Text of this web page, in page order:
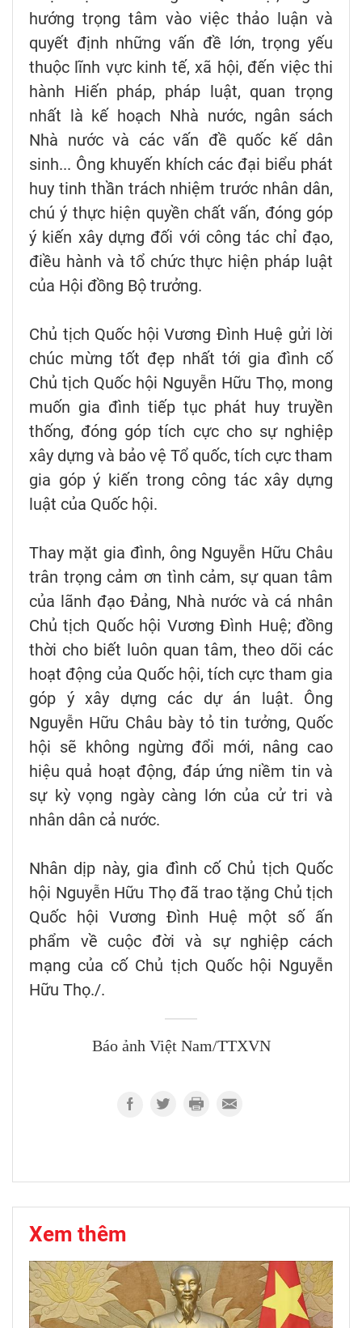
hướng trọng tâm vào việc thảo luận và
quyết định những vấn đề lớn, trọng yếu
thuộc lĩnh vực kinh tế, xã hội, đến việc thi
hành Hiến pháp, pháp luật, quan trọng
nhất là kế hoạch Nhà nước, ngân sách
Nhà nước và các vấn đề quốc kế dân
sinh... Ông khuyến khích các đại biểu phát
huy tinh thần trách nhiệm trước nhân dân,
chú ý thực hiện quyền chất vấn, đóng góp
ý kiến xây dựng đối với công tác chỉ đạo,
điều hành và tổ chức thực hiện pháp luật
của Hội đồng Bộ trưởng.
Chủ tịch Quốc hội Vương Đình Huệ gửi lời
chúc mừng tốt đẹp nhất tới gia đình cố
Chủ tịch Quốc hội Nguyễn Hữu Thọ, mong
muốn gia đình tiếp tục phát huy truyền
thống, đóng góp tích cực cho sự nghiệp
xây dựng và bảo vệ Tổ quốc, tích cực tham
gia góp ý kiến trong công tác xây dựng
luật của Quốc hội.
Thay mặt gia đình, ông Nguyễn Hữu Châu
trân trọng cảm ơn tình cảm, sự quan tâm
của lãnh đạo Đảng, Nhà nước và cá nhân
Chủ tịch Quốc hội Vương Đình Huệ; đồng
thời cho biết luôn quan tâm, theo dõi các
hoạt động của Quốc hội, tích cực tham gia
góp ý xây dựng các dự án luật. Ông
Nguyễn Hữu Châu bày tỏ tin tưởng, Quốc
hội sẽ không ngừng đổi mới, nâng cao
hiệu quả hoạt động, đáp ứng niềm tin và
sự kỳ vọng ngày càng lớn của cử tri và
nhân dân cả nước.
Nhân dịp này, gia đình cố Chủ tịch Quốc
hội Nguyễn Hữu Thọ đã trao tặng Chủ tịch
Quốc hội Vương Đình Huệ một số ấn
phẩm về cuộc đời và sự nghiệp cách
mạng của cố Chủ tịch Quốc hội Nguyễn
Hữu Thọ./.
Báo ảnh Việt Nam/TTXVN
Xem thêm